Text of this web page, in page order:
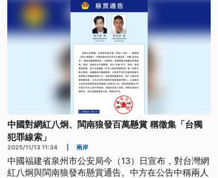
中國對網紅八炯、閩南狼發百萬懸賞 稱徵集「台獨
犯罪線索」
2025/11/13 11:34 兩岸
中國福建省泉州市公安局今（13）日宣布，對台灣網
紅八炯與閩南狼發布懸賞通告。中方在公告中稱兩人